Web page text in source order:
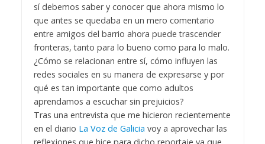
sí debemos saber y conocer que ahora mismo lo
que antes se quedaba en un mero comentario
entre amigos del barrio ahora puede trascender
fronteras, tanto para lo bueno como para lo malo.
¿Cómo se relacionan entre sí, cómo influyen las
redes sociales en su manera de expresarse y por
qué es tan importante que como adultos
aprendamos a escuchar sin prejuicios?
Tras una entrevista que me hicieron recientemente
en el diario La Voz de Galicia voy a aprovechar las
reflexiones que hice para dicho reportaje ya que